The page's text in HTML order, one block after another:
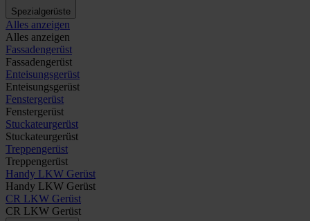
Spezialgerüste
Alles anzeigen
Alles anzeigen
Fassadengerüst
Fassadengerüst
Enteisungsgerüst
Enteisungsgerüst
Fenstergerüst
Fenstergerüst
Stuckateurgerüst
Stuckateurgerüst
Treppengerüst
Treppengerüst
Handy LKW Gerüst
Handy LKW Gerüst
CR LKW Gerüst
CR LKW Gerüst